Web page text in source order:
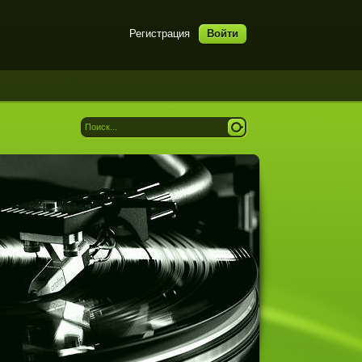
Регистрация Войти